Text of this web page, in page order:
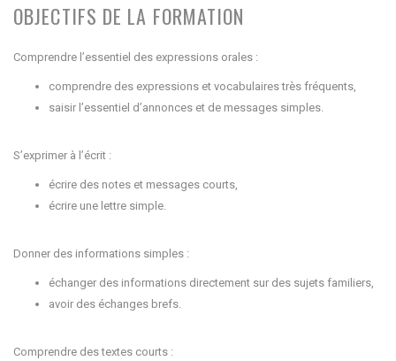
OBJECTIFS DE LA FORMATION
Comprendre l’essentiel des expressions orales :
comprendre des expressions et vocabulaires très fréquents,
saisir l’essentiel d’annonces et de messages simples.
S’exprimer à l’écrit :
écrire des notes et messages courts,
écrire une lettre simple.
Donner des informations simples :
échanger des informations directement sur des sujets familiers,
avoir des échanges brefs.
Comprendre des textes courts :